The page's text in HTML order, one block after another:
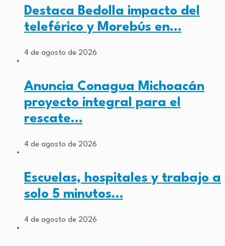
Destaca Bedolla impacto del
teleférico y Morebús en…
4 de agosto de 2026
Anuncia Conagua Michoacán
proyecto integral para el
rescate…
4 de agosto de 2026
Escuelas, hospitales y trabajo a
solo 5 minutos…
4 de agosto de 2026